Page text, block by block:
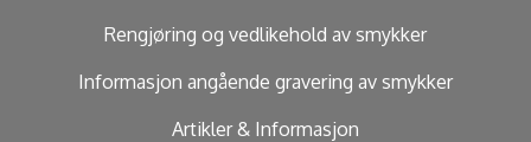
Rengjøring og vedlikehold av smykker
Informasjon angående gravering av smykker
Artikler & Informasjon